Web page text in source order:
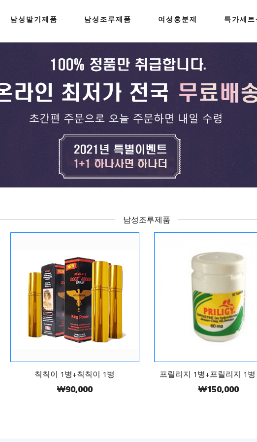
남성발기제품 남성조루제품 여성흥분제 특가세
남성조루제품
칙칙이 1병+칙칙이 1병
₩90,000
프릴리지 1병+프릴리지 1
₩150,000